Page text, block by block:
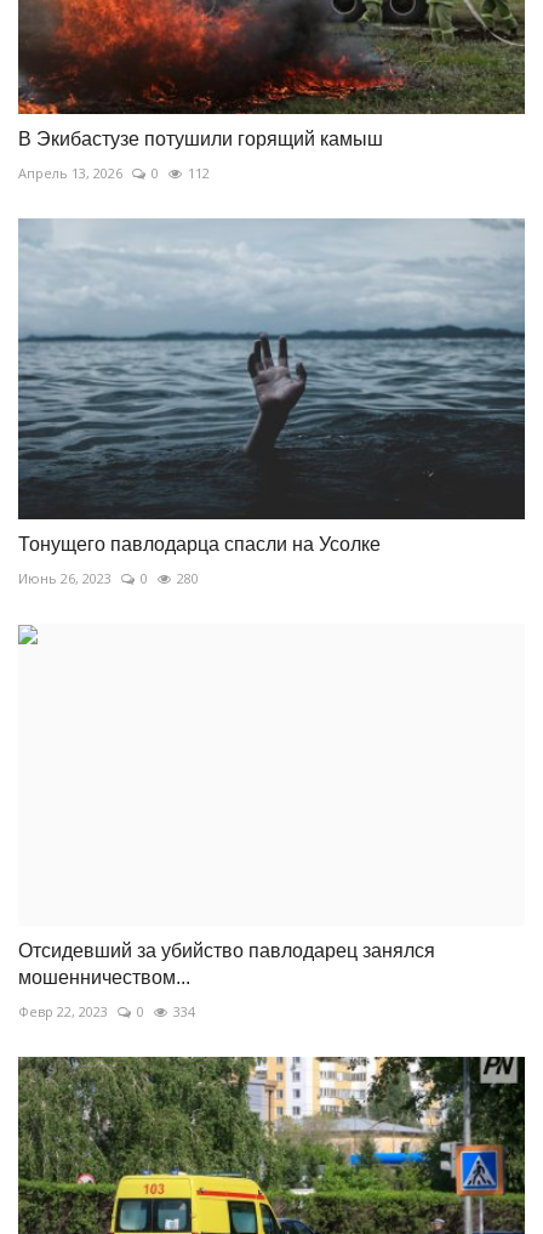
В Экибастузе потушили горящий камыш
Апрель 13, 2026 0 112
Тонущего павлодарца спасли на Усолке
Июнь 26, 2023 0 280
Отсидевший за убийство павлодарец занялся
мошенничеством...
Февр 22, 2023 0 334